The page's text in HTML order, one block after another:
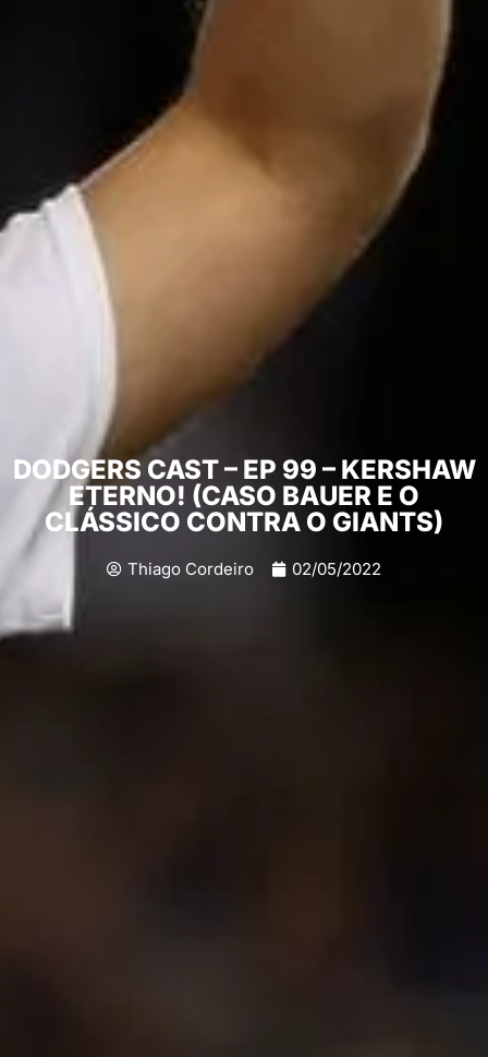
DODGERS CAST – EP 99 – KERSHAW
ETERNO! (CASO BAUER E O
CLÁSSICO CONTRA O GIANTS)
Thiago Cordeiro 02/05/2022